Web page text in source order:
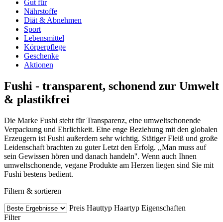
Gut für
Nährstoffe
Diät & Abnehmen
Sport
Lebensmittel
Körperpflege
Geschenke
Aktionen
Fushi - transparent, schonend zur Umwelt
& plastikfrei
Die Marke Fushi steht für Transparenz, eine umweltschonende
Verpackung und Ehrlichkeit. Eine enge Beziehung mit den globalen
Erzeugern ist Fushi außerdem sehr wichtig. Stätiger Fleiß und große
Leidenschaft brachten zu guter Letzt den Erfolg. ,,Man muss auf
sein Gewissen hören und danach handeln''. Wenn auch Ihnen
umweltschonende, vegane Produkte am Herzen liegen sind Sie mit
Fushi bestens bedient.
Filtern & sortieren
Preis Hauttyp Haartyp Eigenschaften
Filter